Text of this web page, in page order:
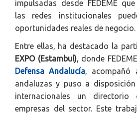
impulsadas desde FEDEME
las redes institucionales
oportunidades reales de negocio.
Entre ellas, ha destacado la
EXPO (Estambul), donde
Defensa Andalucía, acompañó
andaluzas y puso a
internacionales un
empresas del sector. Este